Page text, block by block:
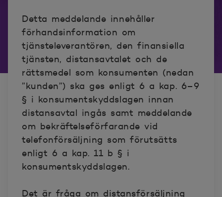
Detta meddelande innehåller
förhandsinformation om
tjänsteleverantören, den finansiella
tjänsten, distansavtalet och de
rättsmedel som konsumenten (nedan
”kunden”) ska ges enligt 6 a kap. 6–9
§ i konsumentskyddslagen innan
distansavtal ingås samt meddelande
om bekräftelseförfarande vid
telefonförsäljning som förutsätts
enligt 6 a kap. 11 b § i
konsumentskyddslagen.
Det är fråga om distansförsäljning